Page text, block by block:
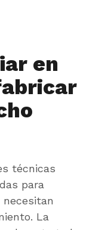
en
técnicas
para
La